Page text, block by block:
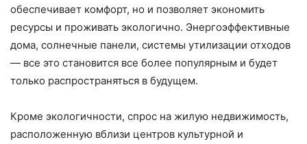
обеспечивает комфорт, но и позволяет экономить
ресурсы и проживать экологично. Энергоэффективные
дома, солнечные панели, системы утилизации отходов
— все это становится все более популярным и будет
только распространяться в будущем.
Кроме экологичности, спрос на жилую недвижимость,
расположенную вблизи центров культурной и